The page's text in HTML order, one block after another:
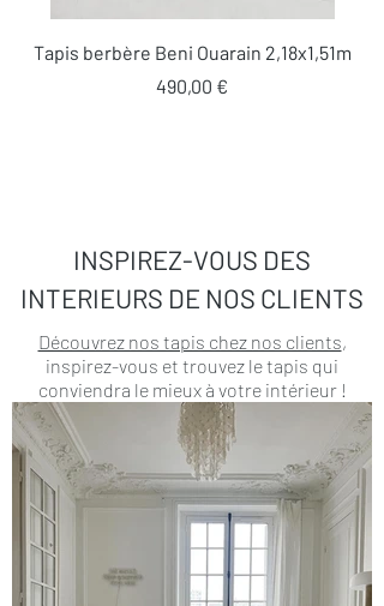
Tapis berbère Beni Ouarain 2,18x1,51m
Prix
490,00 €
INSPIREZ-VOUS DES
INTERIEURS DE NOS CLIENTS
Découvrez nos tapis chez nos clients,
inspirez-vous et trouvez le tapis qui
conviendra le mieux à votre intérieur !